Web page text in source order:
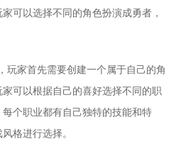
可以选择不同的角色扮演成勇者，
玩家首先需要创建一个属于自己的角
可以根据自己的喜好选择不同的职
个职业都有自己独特的技能和特
格进行选择。